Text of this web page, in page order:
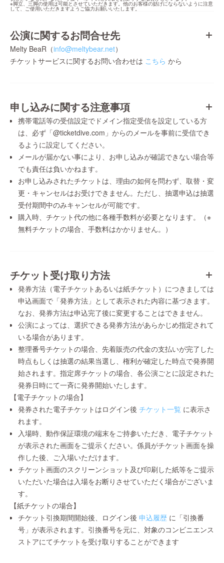
※脚立、三脚の使用は可能とさせていただきます。他のお客様の妨げにならないように注意
して、ご使用いただきますようご協力お願いいたします。
公演に関するお問合せ先
Melty BeaR（info@meltybear.net）
チケットサービスに関するお問い合わせは こちら から
申し込みに関する注意事項
携帯電話等の受信設定でドメイン指定受信を設定している方
は、必ず「@ticketdive.com」からのメールを事前に受信でき
るように設定してください。
メールが届かない事により、お申し込みが確認できない場合等
でも責任は負いかねます。
お申し込みされたチケットは、理由の如何を問わず、取替・変
更・キャンセルはお受けできません。ただし、抽選申込は抽選
受付期間中のみキャンセルが可能です。
購入時、チケット代の他に各種手数料が必要となります。（※
無料チケットの場合、手数料はかかりません。）
チケット受け取り方法
発券方法（電子チケットあるいは紙チケット）につきましては
申込画面で「発券方法」として表示された内容に基づきます。
なお、発券方法は申込完了後に変更することはできません。
公演によっては、選択できる発券方法があらかじめ指定されて
いる場合があります。
整理番号チケットの場合、先着販売の代金の支払いが完了した
時点もしくは抽選の結果当選し、権利が確定した時点で発券開
始されます。指定席チケットの場合、各公演ごとに設定された
発券日時にて一斉に発券開始いたします。
【電子チケットの場合】
発券された電子チケットはログイン後 チケット一覧 に表示さ
れます。
入場時、動作保証環境の端末をご持参いただき、電子チケット
が表示された画面をご提示ください。係員がチケット画面を操
作した後、ご入場いただけます。
チケット画面のスクリーンショット及び印刷した紙等をご提示
いただいた場合は入場をお断りさせていただく場合がございま
す。
【紙チケットの場合】
チケット引換期間開始後、ログイン後 申込履歴 に「引換番
号」が表示されます。引換番号を元に、対象のコンビニエンス
ストアにてチケットを受け取りすることができます